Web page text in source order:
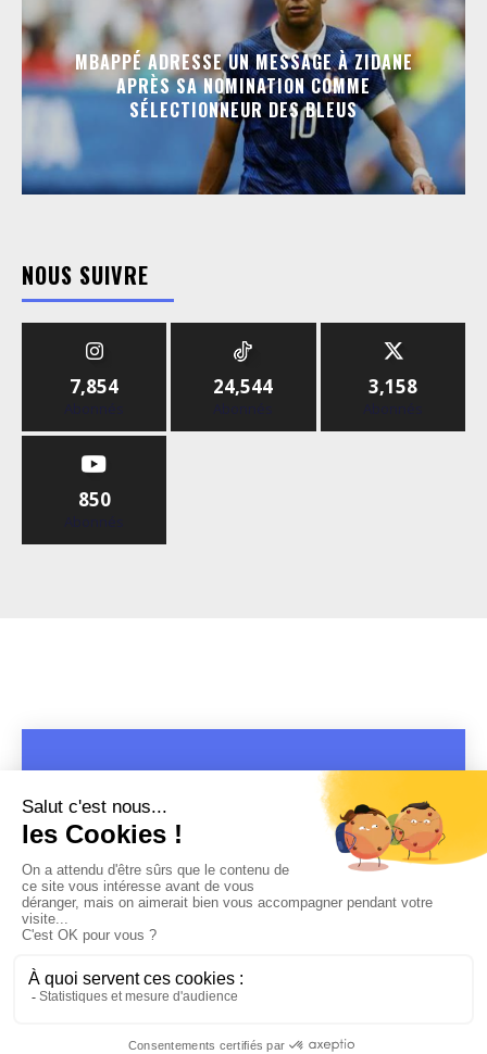
MBAPPÉ ADRESSE UN MESSAGE À ZIDANE
APRÈS SA NOMINATION COMME
SÉLECTIONNEUR DES BLEUS
NOUS SUIVRE
7,854
Abonnés
24,544
Abonnés
3,158
Abonnés
850
Abonnés
MENTIONS LÉGALES-POLITIQUE DE CONFIDENTIALITÉ